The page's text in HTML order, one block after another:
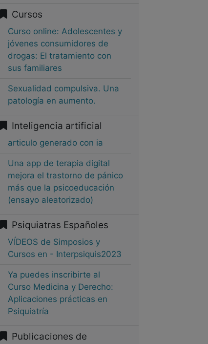
Cursos
Curso online: Adolescentes y
jóvenes consumidores de
drogas: El tratamiento con
sus familiares
Sexualidad compulsiva. Una
patología en aumento.
Inteligencia artificial
articulo generado con ia
Una app de terapia digital
mejora el trastorno de pánico
más que la psicoeducación
(ensayo aleatorizado)
Psiquiatras Españoles
VÍDEOS de Simposios y
Cursos en - Interpsiquis2023
Ya puedes inscribirte al
Curso Medicina y Derecho:
Aplicaciones prácticas en
Psiquiatría
Publicaciones de